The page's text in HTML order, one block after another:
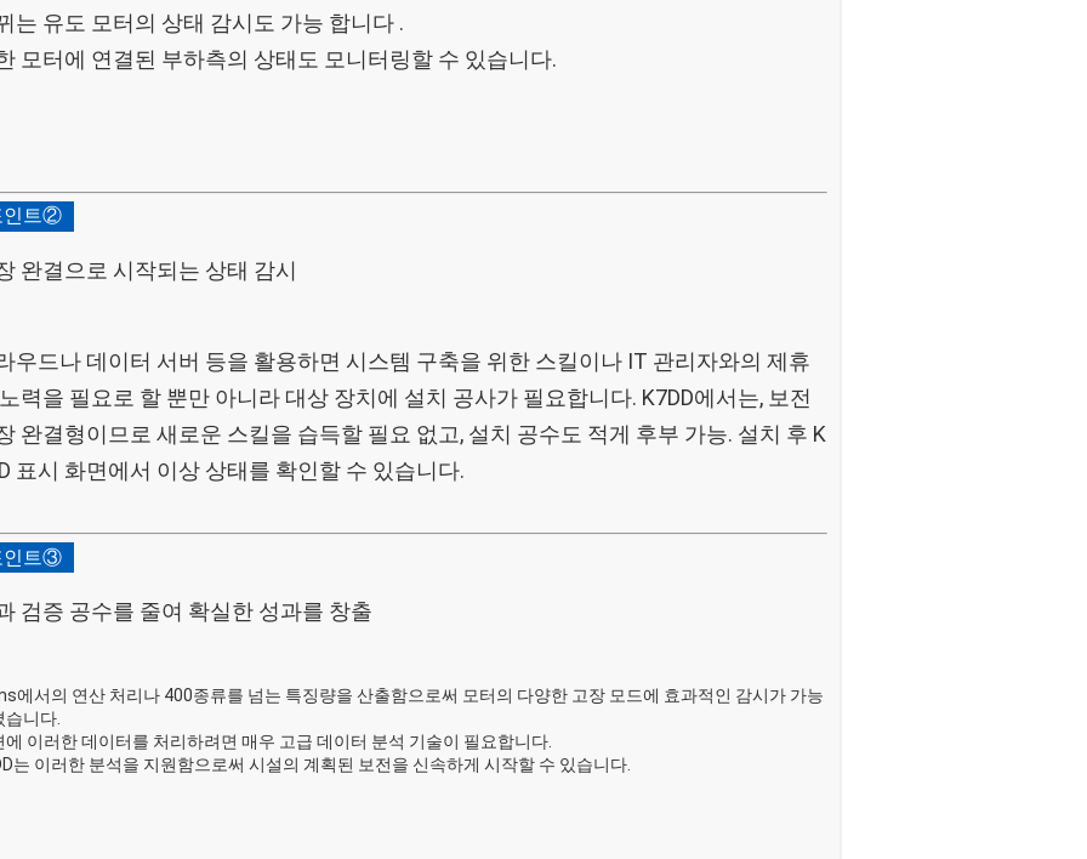
는 유도 모터의 상태 감시도 가능 합니다.
모터에 연결된 부하측의 상태도 모니터링할 수 있습니다.
인트②
완결으로 시작되는 상태 감시
우드나 데이터 서버 등을 활용하면 시스템 구축을 위한 스킬이나 IT 관리자와의 제휴
력을 필요로 할 뿐만 아니라 대상 장치에 설치 공사가 필요합니다. K7DD에서는, 보전
완결형이므로 새로운 스킬을 습득할 필요 없고, 설치 공수도 적게 후부 가능. 설치 후 K
표시 화면에서 이상 상태를 확인할 수 있습니다.
인트③
검증 공수를 줄여 확실한 성과를 창출
에서의 연산 처리나 400종류를 넘는 특징량을 산출함으로써 모터의 다양한 고장 모드에 효과적인 감시가 가능
습니다.
에 이러한 데이터를 처리하려면 매우 고급 데이터 분석 기술이 필요합니다.
는 이러한 분석을 지원함으로써 시설의 계획된 보전을 신속하게 시작할 수 있습니다.